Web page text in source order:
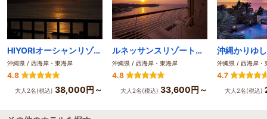
HIYORIオーシャンリゾート沖縄
沖縄県 / 西海岸・東海岸
4.8
大人2名(税込) 38,000円～
ルネッサンスリゾートオキナワ
沖縄県 / 西海岸・東海岸
4.8
大人2名(税込) 33,600円～
沖縄県 / 西海岸・
4.7
大人2名(税込)